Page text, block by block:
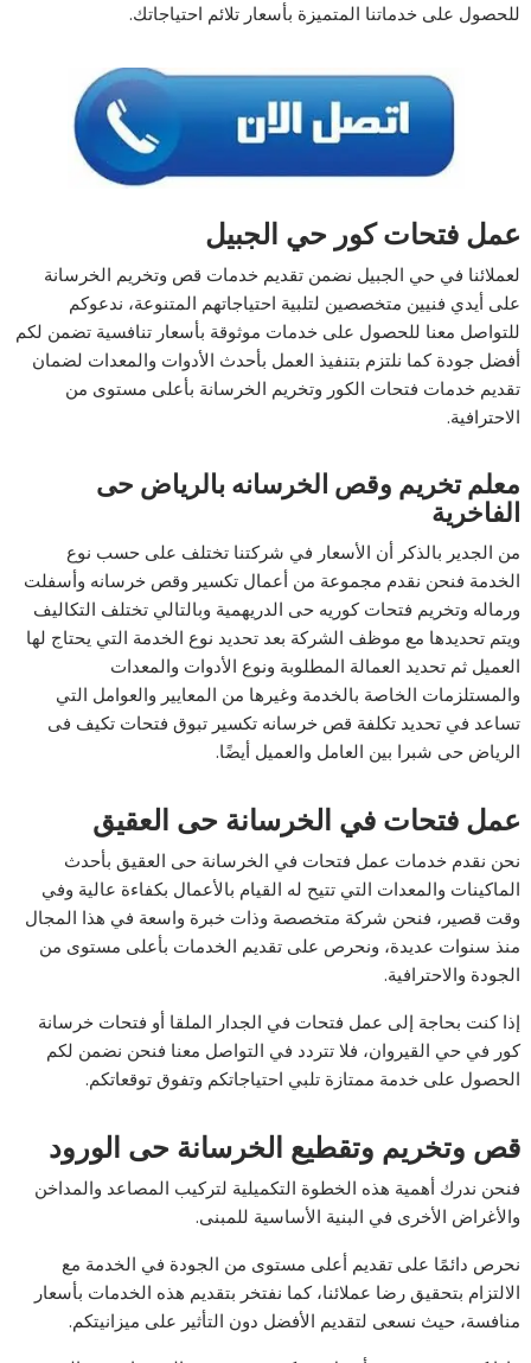
للحصول على خدماتنا المتميزة بأسعار تلائم احتياجاتك.
عمل فتحات كور حي الجبيل
لعملائنا في حي الجبيل نضمن تقديم خدمات قص وتخريم الخرسانة
على أيدي فنيين متخصصين لتلبية احتياجاتهم المتنوعة، ندعوكم
للتواصل معنا للحصول على خدمات موثوقة بأسعار تنافسية تضمن لكم
أفضل جودة كما نلتزم بتنفيذ العمل بأحدث الأدوات والمعدات لضمان
تقديم خدمات فتحات الكور وتخريم الخرسانة بأعلى مستوى من
الاحترافية.
معلم تخريم وقص الخرسانه بالرياض حى
الفاخرية
من الجدير بالذكر أن الأسعار في شركتنا تختلف على حسب نوع
الخدمة فنحن نقدم مجموعة من أعمال تكسير وقص خرسانه وأسفلت
ورماله وتخريم فتحات كوريه حى الدريهمية وبالتالي تختلف التكاليف
ويتم تحديدها مع موظف الشركة بعد تحديد نوع الخدمة التي يحتاج لها
العميل ثم تحديد العمالة المطلوبة ونوع الأدوات والمعدات
والمستلزمات الخاصة بالخدمة وغيرها من المعايير والعوامل التي
تساعد في تحديد تكلفة قص خرسانه تكسير تبوق فتحات تكيف فى
الرياض حى شبرا بين العامل والعميل أيضًا.
عمل فتحات في الخرسانة حى العقيق
نحن نقدم خدمات عمل فتحات في الخرسانة حى العقيق بأحدث
الماكينات والمعدات التي تتيح له القيام بالأعمال بكفاءة عالية وفي
وقت قصير، فنحن شركة متخصصة وذات خبرة واسعة في هذا المجال
منذ سنوات عديدة، ونحرص على تقديم الخدمات بأعلى مستوى من
الجودة والاحترافية.
إذا كنت بحاجة إلى عمل فتحات في الجدار الملقا أو فتحات خرسانة
كور في حي القيروان، فلا تتردد في التواصل معنا فنحن نضمن لكم
الحصول على خدمة ممتازة تلبي احتياجاتكم وتفوق توقعاتكم.
قص وتخريم وتقطيع الخرسانة حى الورود
فنحن ندرك أهمية هذه الخطوة التكميلية لتركيب المصاعد والمداخن
والأغراض الأخرى في البنية الأساسية للمبنى.
نحرص دائمًا على تقديم أعلى مستوى من الجودة في الخدمة مع
الالتزام بتحقيق رضا عملائنا، كما نفتخر بتقديم هذه الخدمات بأسعار
منافسة، حيث نسعى لتقديم الأفضل دون التأثير على ميزانيتكم.